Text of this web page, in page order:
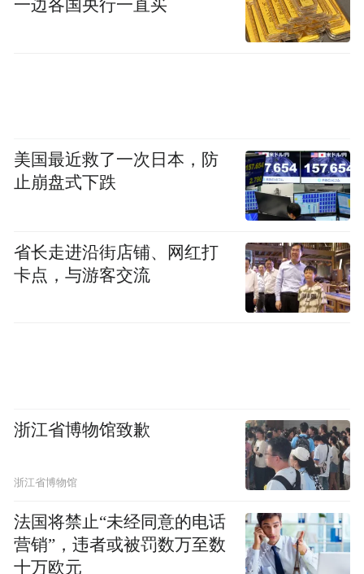
一边各国央行一直买
美国最近救了一次日本，防
止崩盘式下跌
省长走进沿街店铺、网红打
卡点，与游客交流
浙江省博物馆致歉
浙江省博物馆
法国将禁止“未经同意的电话
营销”，违者或被罚数万至数
十万欧元